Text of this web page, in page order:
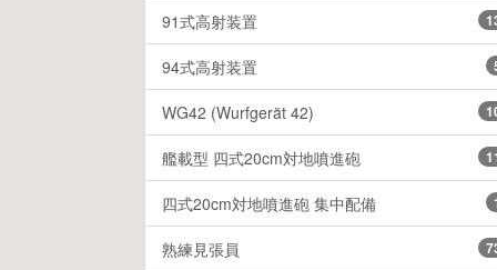
91式高射装置
94式高射装置
WG42 (Wurfgerät 42)
艦載型 四式20cm対地噴進砲
四式20cm対地噴進砲 集中配備
熟練見張員